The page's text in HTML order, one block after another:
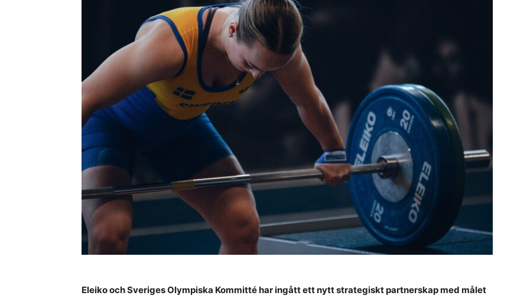
Eleiko och Sveriges Olympiska Kommitté har ingått ett nytt strategiskt partnerskap med målet